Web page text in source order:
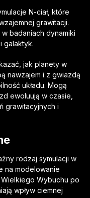
N-ciał, które
grawitacji.
badaniach dynamiki
galaktyk.
jak planety w
nawzajem i z gwiazdą
układu. Mogą
ewoluują w czasie,
grawitacyjnych i
rodzaj symulacji w
na modelowanie
Wybuchu po
wpływ ciemnej